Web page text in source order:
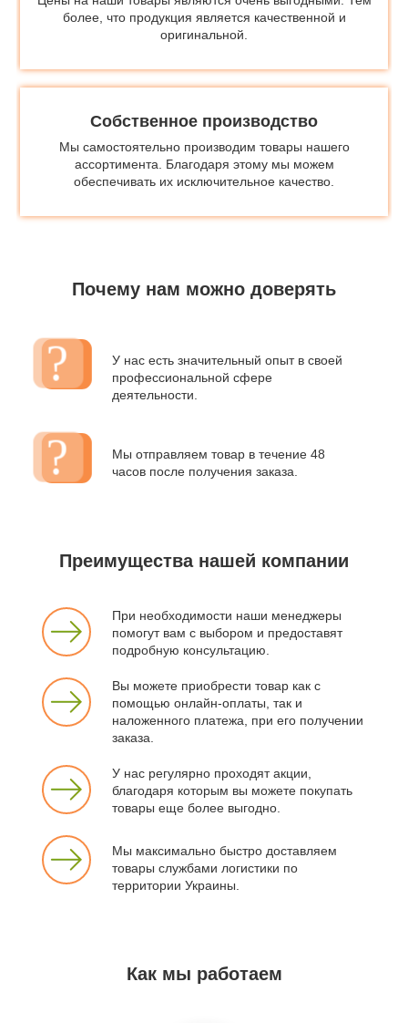
более, что продукция является качественной и
оригинальной.
Собственное производство
Мы самостоятельно производим товары нашего
ассортимента. Благодаря этому мы можем
обеспечивать их исключительное качество.
Почему нам можно доверять
У нас есть значительный опыт в своей
профессиональной сфере
деятельности.
Мы отправляем товар в течение 48
часов после получения заказа.
Преимущества нашей компании
При необходимости наши менеджеры
помогут вам с выбором и предоставят
подробную консультацию.
Вы можете приобрести товар как с
помощью онлайн-оплаты, так и
наложенного платежа, при его получении
заказа.
У нас регулярно проходят акции,
благодаря которым вы можете покупать
товары еще более выгодно.
Мы максимально быстро доставляем
товары службами логистики по
территории Украины.
Как мы работаем